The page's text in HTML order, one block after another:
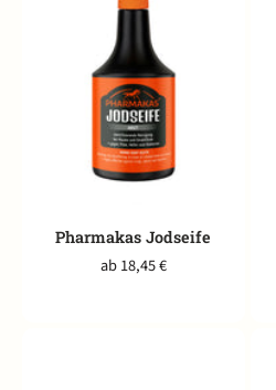
Pharmakas Jodseife
ab 18,45 €